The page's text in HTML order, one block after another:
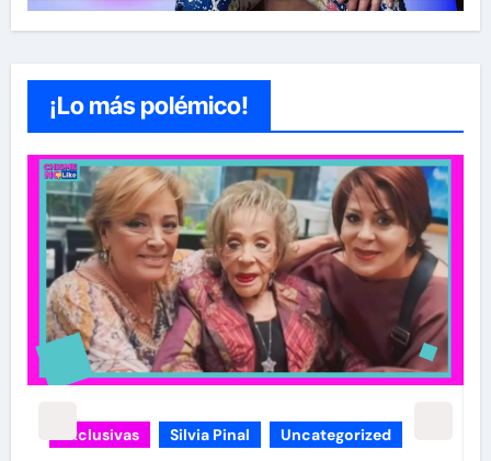
¡Lo más polémico!
Exclusivas Silvia Pinal Uncategorized